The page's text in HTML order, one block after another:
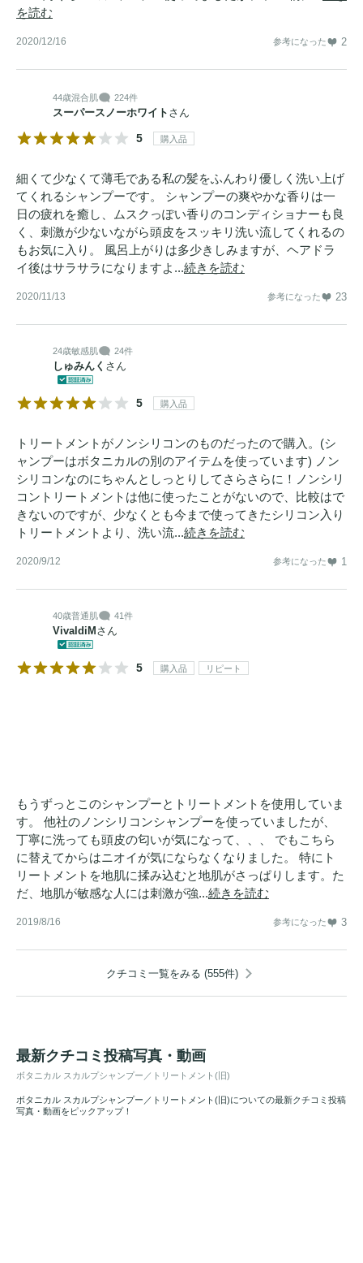
を読む
2020/12/16 参考になった 2
44歳混合肌 224件
スーパースノーホワイト さん
5 購入品
細くて少なくて薄毛である私の髪をふんわり優しく洗い上げ
てくれるシャンプーです。 シャンプーの爽やかな香りは一
日の疲れを癒し、ムスクっぽい香りのコンディショナーも良
く、刺激が少ないながら頭皮をスッキリ洗い流してくれるの
もお気に入り。 風呂上がりは多少きしみますが、ヘアドラ
イ後はサラサラになりますよ...続きを読む
2020/11/13 参考になった 23
24歳敏感肌 24件
しゅみんく さん
5 購入品
トリートメントがノンシリコンのものだったので購入。(シ
ャンプーはボタニカルの別のアイテムを使っています) ノン
シリコンなのにちゃんとしっとりしてさらさらに！ノンシリ
コントリートメントは他に使ったことがないので、比較はで
きないのですが、少なくとも今まで使ってきたシリコン入り
トリートメントより、洗い流...続きを読む
2020/9/12 参考になった 1
40歳普通肌 41件
VivaldiM さん
5 購入品 リピート
もうずっとこのシャンプーとトリートメントを使用していま
す。 他社のノンシリコンシャンプーを使っていましたが、
丁寧に洗っても頭皮の匂いが気になって、、、 でもこちら
に替えてからはニオイが気にならなくなりました。 特にト
リートメントを地肌に揉み込むと地肌がさっぱりします。た
だ、地肌が敏感な人には刺激が強...続きを読む
2019/8/16 参考になった 3
クチコミ一覧をみる (555件)
最新クチコミ投稿写真・動画
ボタニカル スカルプシャンプー／トリートメント(旧)
ボタニカル スカルプシャンプー／トリートメント(旧)についての最新クチコミ投稿
写真・動画をピックアップ！